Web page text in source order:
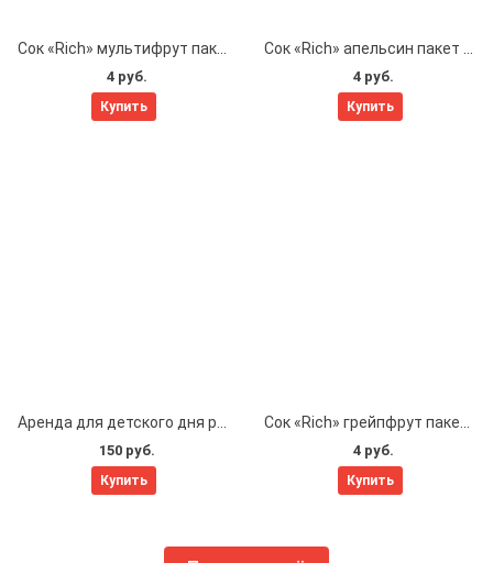
Сок «Rich» мультифрут пакет 1 л.
4 руб.
Купить
Сок «Rich» апельсин пакет 1 л.
4 руб.
Купить
150 руб.
Купить
4 руб.
Купить